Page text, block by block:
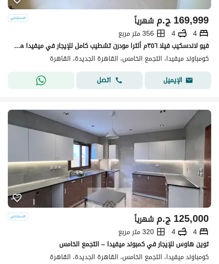
ج.م169,999 شهرياً
4
4
356 متر مربع
فيو لاندسكيب فيلا ٣٥٦م ألترا مودرن تشطيب كامل للإيجار في ميفيدا Mivida التجمع الخامس بالقرب من الجامعة الأمريكية AUC القاهرة الجديدة New Cairo إعمار
كومباوند ميفيدا، التجمع الخامس، القاهرة الجديدة، القاهرة
الإيميل
اتصل
ج.م125,000 شهرياً
4
4
320 متر مربع
توين هاوس للإيجار في كمبوند ميفيدا – التجمع الخامس
كومباوند ميفيدا، التجمع الخامس، القاهرة الجديدة، القاهرة